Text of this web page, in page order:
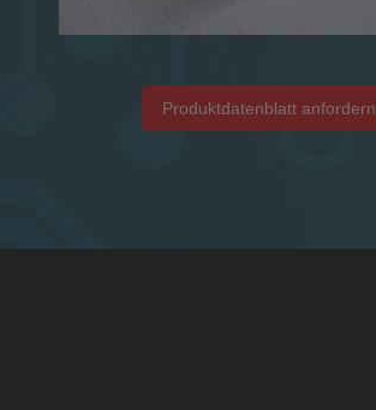
Produktdatenblatt anfordern